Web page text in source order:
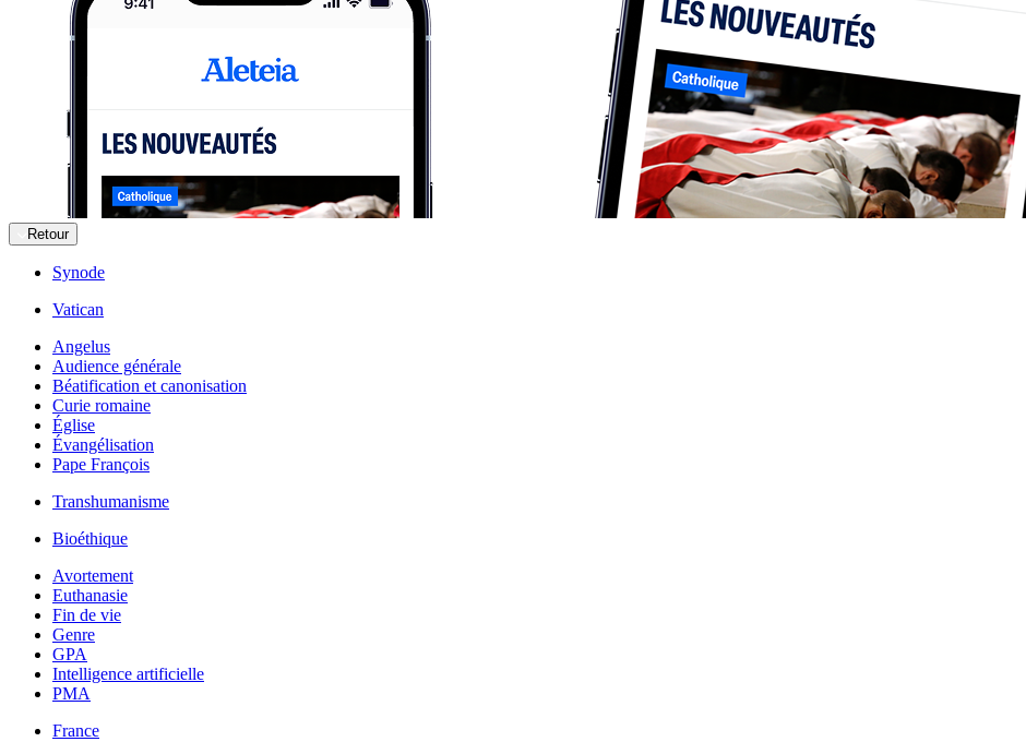
Retour
Synode
Vatican
Angelus
Audience générale
Béatification et canonisation
Curie romaine
Église
Évangélisation
Pape François
Transhumanisme
Bioéthique
Avortement
Euthanasie
Fin de vie
Genre
GPA
Intelligence artificielle
PMA
France